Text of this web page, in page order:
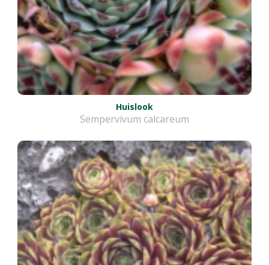
Huislook
Sempervivum calcareum